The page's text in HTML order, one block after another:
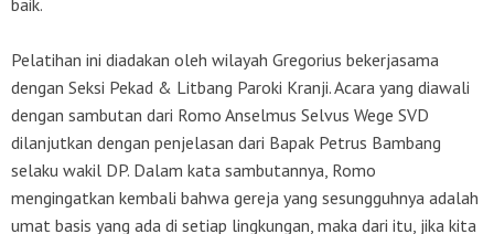
baik.
Pelatihan ini diadakan oleh wilayah Gregorius bekerjasama
dengan Seksi Pekad & Litbang Paroki Kranji. Acara yang diawali
dengan sambutan dari Romo Anselmus Selvus Wege SVD
dilanjutkan dengan penjelasan dari Bapak Petrus Bambang
selaku wakil DP. Dalam kata sambutannya, Romo
mengingatkan kembali bahwa gereja yang sesungguhnya adalah
umat basis yang ada di setiap lingkungan, maka dari itu, jika kita